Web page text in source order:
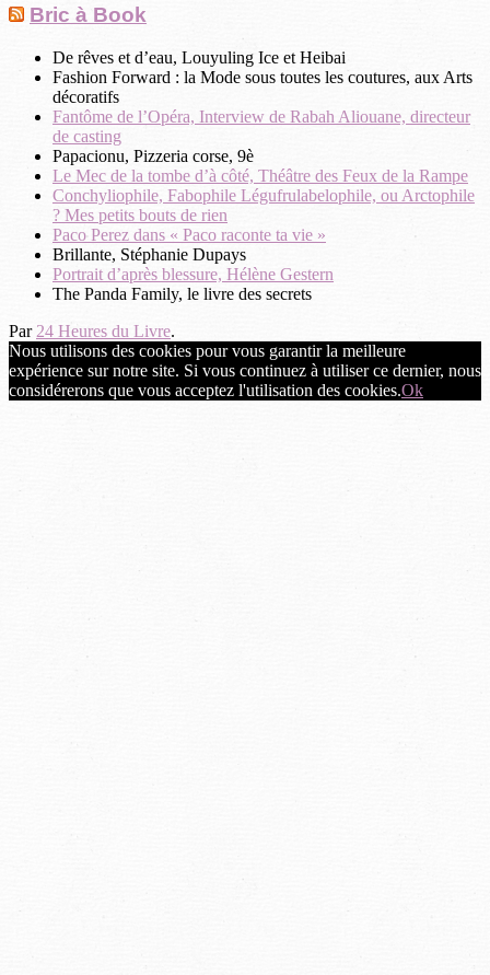
Bric à Book
De rêves et d’eau, Louyuling Ice et Heibai
Fashion Forward : la Mode sous toutes les coutures, aux Arts
décoratifs
Fantôme de l’Opéra, Interview de Rabah Aliouane, directeur
de casting
Papacionu, Pizzeria corse, 9è
Le Mec de la tombe d’à côté, Théâtre des Feux de la Rampe
Conchyliophile, Fabophile Légufrulabelophile, ou Arctophile
? Mes petits bouts de rien
Paco Perez dans « Paco raconte ta vie »
Brillante, Stéphanie Dupays
Portrait d’après blessure, Hélène Gestern
The Panda Family, le livre des secrets
Par 24 Heures du Livre.
Nous utilisons des cookies pour vous garantir la meilleure
expérience sur notre site. Si vous continuez à utiliser ce dernier, nous
considérerons que vous acceptez l'utilisation des cookies.Ok